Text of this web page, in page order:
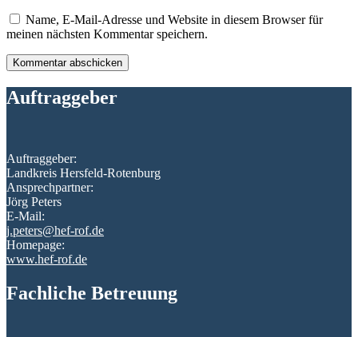
Name, E-Mail-Adresse und Website in diesem Browser für
meinen nächsten Kommentar speichern.
Auftraggeber
Auftraggeber:
Landkreis Hersfeld-Rotenburg
Ansprechpartner:
Jörg Peters
E-Mail:
j.peters@hef-rof.de
Homepage:
www.hef-rof.de
Fachliche Betreuung